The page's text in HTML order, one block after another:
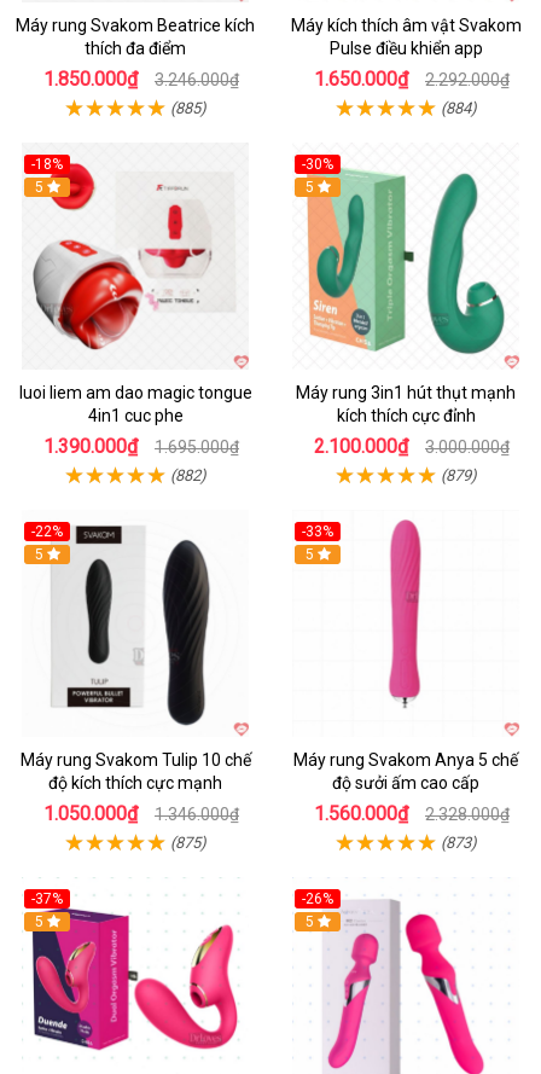
Máy rung Svakom Beatrice kích
thích đa điểm
1.850.000₫ 3.246.000₫
(885)
Máy kích thích âm vật Svakom
Pulse điều khiển app
1.650.000₫ 2.292.000₫
(884)
-18%
Hot
5
luoi liem am dao magic tongue
4in1 cuc phe
1.390.000₫ 1.695.000₫
(882)
-30%
Hot
5
Máy rung 3in1 hút thụt mạnh
kích thích cực đỉnh
2.100.000₫ 3.000.000₫
(879)
-22%
Hot
5
Máy rung Svakom Tulip 10 chế
độ kích thích cực mạnh
1.050.000₫ 1.346.000₫
(875)
-33%
Hot
5
Máy rung Svakom Anya 5 chế
độ sưởi ấm cao cấp
1.560.000₫ 2.328.000₫
(873)
-37%
Hot
5
-26%
Hot
5